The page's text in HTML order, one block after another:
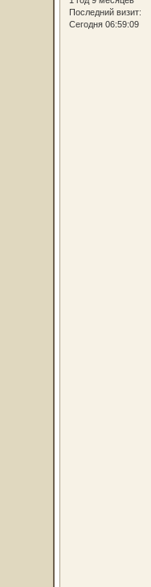
Последний визит:
Сегодня 06:59:09